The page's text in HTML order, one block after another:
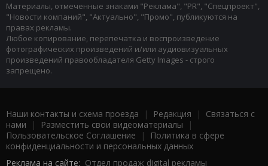
Материалы, отмеченные знаками "Реклама", "PR", "Спецпроект",
"Новости компаний", "Актуально", "Промо", публикуются на
правах рекламы.
Любое копирование, перепечатка и воспроизведение
фотографических произведений и/или аудиовизуальных
произведений правообладателя Getty Images - строго
запрещено.
Наши контакты и схема проезда | Редакция | Связаться с
нами | Разместить свои видеоматериалы |
Пользовательское Соглашение |
Политика в сфере
конфиденциальности и персональных данных
Реклама на сайте: Отдел продаж digital рекламы